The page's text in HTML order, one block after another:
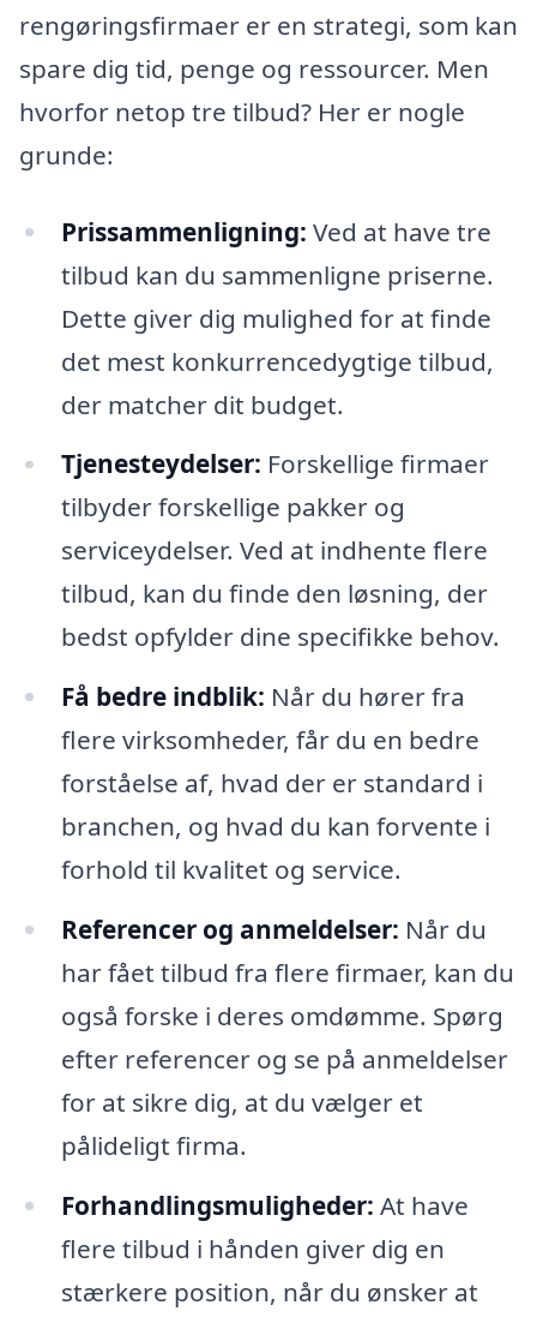
rengøringsfirmaer er en strategi, som kan
spare dig tid, penge og ressourcer. Men
hvorfor netop tre tilbud? Her er nogle
grunde:
Prissammenligning: Ved at have tre
tilbud kan du sammenligne priserne.
Dette giver dig mulighed for at finde
det mest konkurrencedygtige tilbud,
der matcher dit budget.
Tjenesteydelser: Forskellige firmaer
tilbyder forskellige pakker og
serviceydelser. Ved at indhente flere
tilbud, kan du finde den løsning, der
bedst opfylder dine specifikke behov.
Få bedre indblik: Når du hører fra
flere virksomheder, får du en bedre
forståelse af, hvad der er standard i
branchen, og hvad du kan forvente i
forhold til kvalitet og service.
Referencer og anmeldelser: Når du
har fået tilbud fra flere firmaer, kan du
også forske i deres omdømme. Spørg
efter referencer og se på anmeldelser
for at sikre dig, at du vælger et
pålideligt firma.
Forhandlingsmuligheder: At have
flere tilbud i hånden giver dig en
stærkere position, når du ønsker at